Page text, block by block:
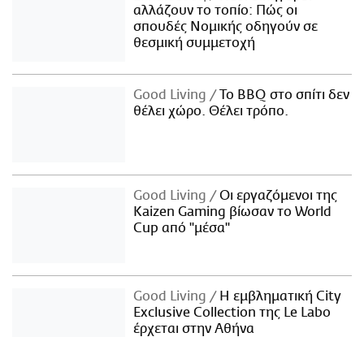
αλλάζουν το τοπίο: Πώς οι
σπουδές Νομικής οδηγούν σε
θεσμική συμμετοχή
Good Living
Το BBQ στο σπίτι δεν
θέλει χώρο. Θέλει τρόπο.
Good Living
Οι εργαζόμενοι της
Kaizen Gaming βίωσαν το World
Cup από "μέσα"
Good Living
Η εμβληματική City
Exclusive Collection της Le Labo
έρχεται στην Αθήνα